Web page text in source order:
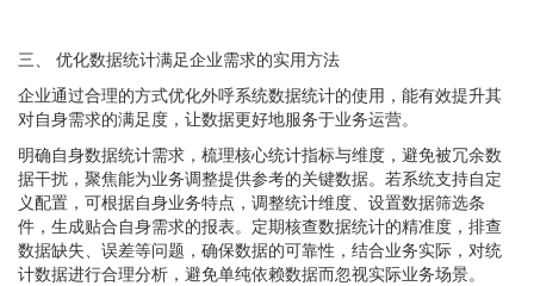
三、
优化数据统计满足企业需求的实用方法
企业通过合理的方式优化外呼系统数据统计的使用，能有效提升其
对自身需求的满足度，让数据更好地服务于业务运营。
明确自身数据统计需求，梳理核心统计指标与维度，避免被冗余数
据干扰，聚焦能为业务调整提供参考的关键数据。若系统支持自定
义配置，可根据自身业务特点，调整统计维度、设置数据筛选条
件，生成贴合自身需求的报表。定期核查数据统计的精准度，排查
数据缺失、误差等问题，确保数据的可靠性，结合业务实际，对统
计数据进行合理分析，避免单纯依赖数据而忽视实际业务场景。